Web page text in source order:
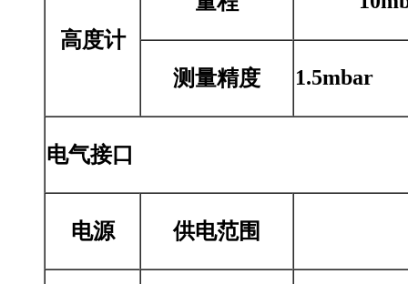
高度计
测量精度 1.5mbar
电气接口
电源 供电范围